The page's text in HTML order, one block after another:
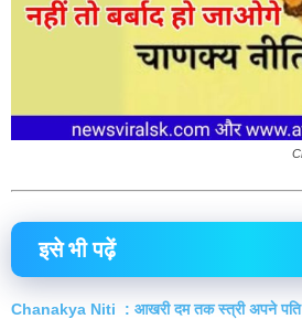
इसे भी पढ़ें
Chanakya Niti : आखरी दम तक स्त्री अपने पति